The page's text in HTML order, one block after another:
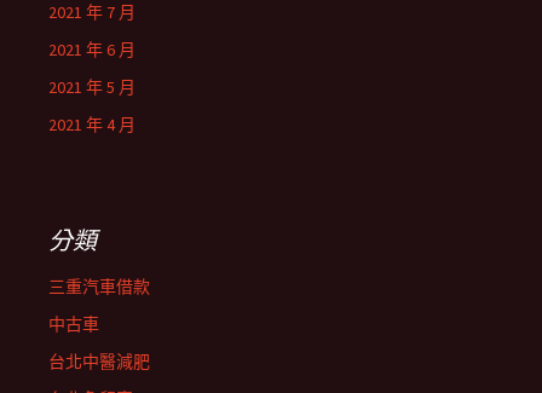
2021 年 7 月
2021 年 6 月
2021 年 5 月
2021 年 4 月
分類
三重汽車借款
中古車
台北中醫減肥